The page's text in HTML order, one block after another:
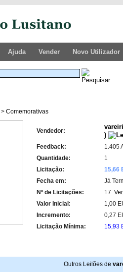
Ajuda Vender Novo Utilizador
> Comemorativas
Vendedor:
)
Feedback:
1.405
Quantidade:
1
Licitação:
15,66
Fecha em:
Já
Nº de Licitações:
17
Valor Inicial:
1,00
Incremento:
0,27
Licitação Mínima:
15,93
Outros Leilões de